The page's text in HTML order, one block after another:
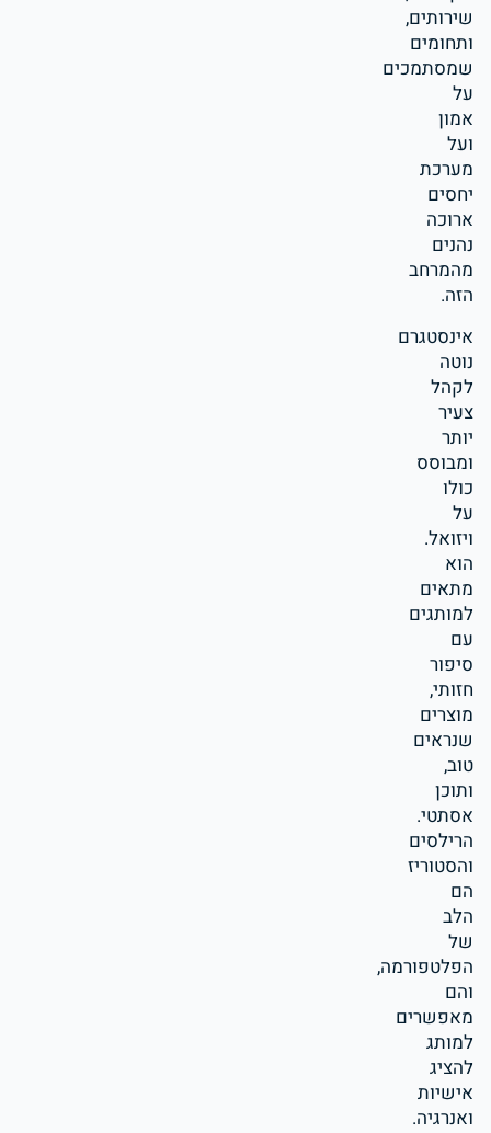
שירותים,
ותחומים
שמסתמכים
על
אמון
ועל
מערכת
יחסים
ארוכה
נהנים
מהמרחב
הזה.
אינסטגרם
נוטה
לקהל
צעיר
יותר
ומבוסס
כולו
על
ויזואל.
הוא
מתאים
למותגים
עם
סיפור
חזותי,
מוצרים
שנראים
טוב,
ותוכן
אסתטי.
הרילסים
והסטוריז
הם
הלב
של
הפלטפורמה,
והם
מאפשרים
למותג
להציג
אישיות
ואנרגיה.